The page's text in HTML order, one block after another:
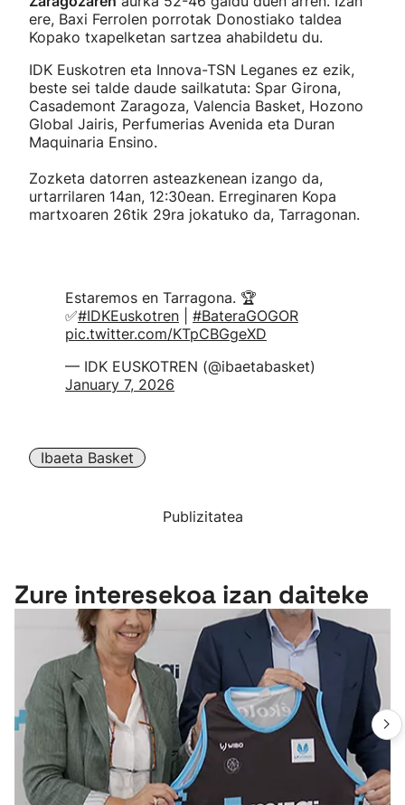
ere, Baxi Ferrolen porrotak Donostiako taldea
Kopako txapelketan sartzea ahabildetu du.
IDK Euskotren eta Innova-TSN Leganes ez ezik,
beste sei talde daude sailkatuta: Spar Girona,
Casademont Zaragoza, Valencia Basket, Hozono
Global Jairis, Perfumerias Avenida eta Duran
Maquinaria Ensino.
Zozketa datorren asteazkenean izango da,
urtarrilaren 14an, 12:30ean. Erreginaren Kopa
martxoaren 26tik 29ra jokatuko da, Tarragonan.
Estaremos en Tarragona. 🏆
✅#IDKEuskotren
#BateraGOGOR
pic.twitter.com/KTpCBGgeXD
— IDK EUSKOTREN (@ibaetabasket)
January 7, 2026
Ibaeta Basket
Publizitatea
Zure interesekoa izan daiteke